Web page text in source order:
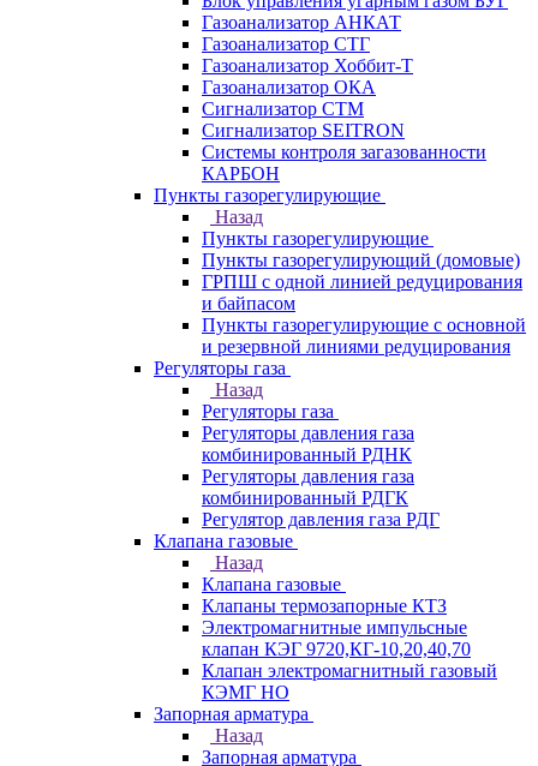
Газоанализатор АНКАТ
Газоанализатор СТГ
Газоанализатор Хоббит-Т
Газоанализатор ОКА
Сигнализатор СТМ
Сигнализатор SEITRON
Системы контроля загазованности
КАРБОН
Пункты газорегулирующие
Назад
Пункты газорегулирующие
Пункты газорегулирующий (домовые)
ГРПШ с одной линией редуцирования
и байпасом
Пункты газорегулирующие с основной
и резервной линиями редуцирования
Регуляторы газа
Назад
Регуляторы газа
Регуляторы давления газа
комбинированный РДНК
Регуляторы давления газа
комбинированный РДГК
Регулятор давления газа РДГ
Клапана газовые
Назад
Клапана газовые
Клапаны термозапорные КТЗ
Электромагнитные импульсные
клапан КЭГ 9720,КГ-10,20,40,70
Клапан электромагнитный газовый
КЭМГ НО
Запорная арматура
Назад
Запорная арматура